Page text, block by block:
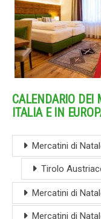
CALENDARIO DEI
ITALIA E IN
Mercatini di
Tirolo
Mercatini di
Mercatini di